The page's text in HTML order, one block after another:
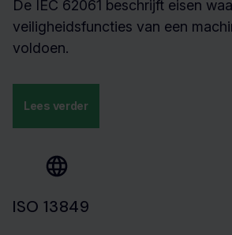
De IEC 62061 beschrijft eisen
veiligheidsfuncties van een
voldoen.
Lees verder
ISO 13849